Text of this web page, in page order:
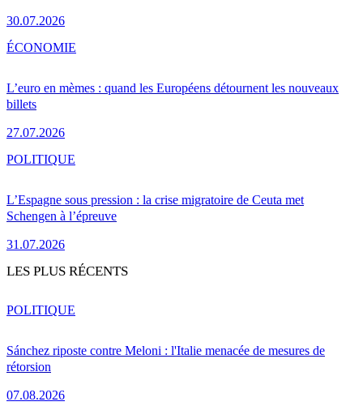
30.07.2026
L’euro en mèmes : quand les Européens détournent les nouveaux
billets
27.07.2026
ÉCONOMIE
L’Espagne sous pression : la crise migratoire de Ceuta met
Schengen à l’épreuve
31.07.2026
POLITIQUE
LES PLUS RÉCENTS
Sánchez riposte contre Meloni : l'Italie menacée de mesures de
rétorsion
07.08.2026
POLITIQUE